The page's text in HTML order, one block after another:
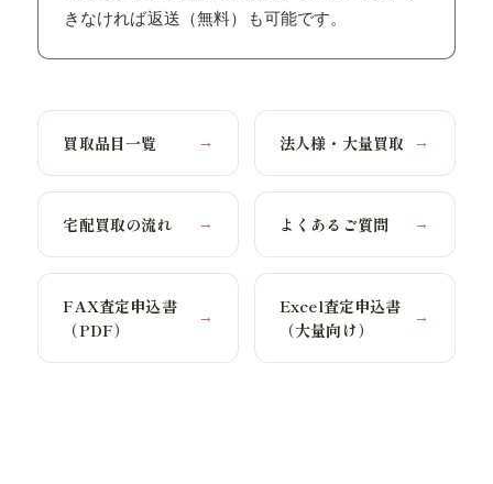
きなければ返送（無料）も可能です。
買取品目一覧 → 法人様・大量買取 →
宅配買取の流れ → よくあるご質問 →
FAX査定申込書
（PDF）
→
Excel査定申込書
（大量向け）
→